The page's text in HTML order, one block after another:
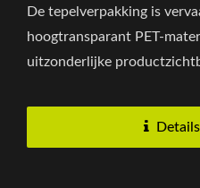
De tepelverpakking is
hoogtransparant PET-
uitzonderlijke
Details